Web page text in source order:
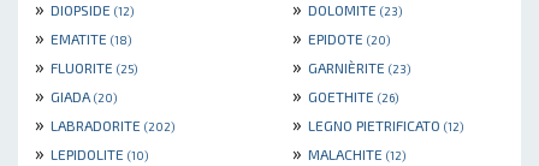
» DIOPSIDE (12) » DOLOMITE (23)
» EMATITE (18) » EPIDOTE (20)
» FLUORITE (25) » GARNIÈRITE (23)
» GIADA (20) » GOETHITE (26)
» LABRADORITE (202) » LEGNO PIETRIFICATO (12)
» LEPIDOLITE (10) » MALACHITE (12)